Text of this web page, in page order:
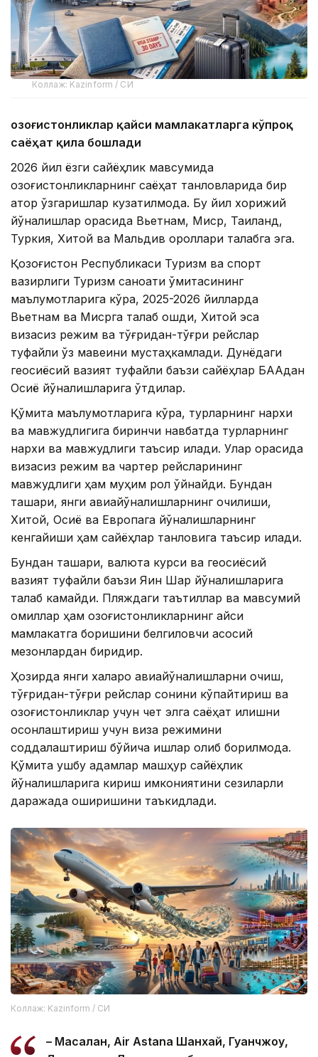
Коллаж: Kazinform / СИ
Қозоғистонликлар қайси мамлакатларга кўпроқ
саёҳат қила бошлади
2026 йил ёзги сайёҳлик мавсумида
қозоғистонликларнинг саёҳат танловларида бир
қатор ўзгаришлар кузатилмоқда. Бу йил хорижий
йўналишлар орасида Вьетнам, Миср, Таиланд,
Туркия, Хитой ва Мальдив ороллари талабга эга.
Қозоғистон Республикаси Туризм ва спорт
вазирлиги Туризм саноати қўмитасининг
маълумотларига кўра, 2025-2026 йилларда
Вьетнам ва Мисрга талаб ошди, Хитой эса
визасиз режим ва тўғридан-тўғри рейслар
туфайли ўз мавқеини мустаҳкамлади. Дунёдаги
геосиёсий вазият туфайли баъзи сайёҳлар БААдан
Осиё йўналишларига ўтдилар.
Қўмита маълумотларига кўра, турларнинг нархи
ва мавжудлигига биринчи навбатда турларнинг
нархи ва мавжудлиги таъсир қилади. Улар орасида
визасиз режим ва чартер рейсларининг
мавжудлиги ҳам муҳим рол ўйнайди. Бундан
ташқари, янги авиайўналишларнинг очилиши,
Хитой, Осиё ва Европага йўналишларнинг
кенгайиши ҳам сайёҳлар танловига таъсир қилади.
Бундан ташқари, валюта курси ва геосиёсий
вазият туфайли баъзи Яқин Шарқ йўналишларига
талаб камайди. Пляждаги таътиллар ва мавсумий
омиллар ҳам қозоғистонликларнинг қайси
мамлакатга боришини белгиловчи асосий
мезонлардан биридир.
Ҳозирда янги халқаро авиайўналишларни очиш,
тўғридан-тўғри рейслар сонини кўпайтириш ва
қозоғистонликлар учун чет элга саёҳат қилишни
осонлаштириш учун виза режимини
соддалаштириш бўйича ишлар олиб борилмоқда.
Қўмита ушбу қадамлар машҳур сайёҳлик
йўналишларига кириш имкониятини сезиларли
даражада оширишини таъкидлади.
Коллаж: Kazinform / СИ
– Масалан, Air Astana Шанхай, Гуанчжоу,